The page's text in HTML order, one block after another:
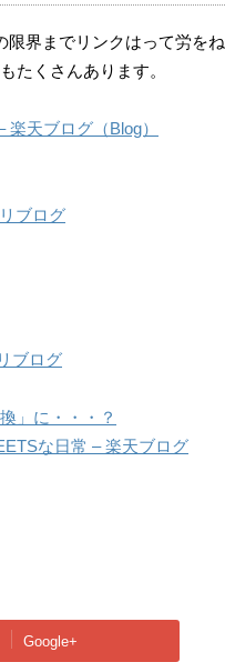
限界までリンクはって労をね
たくさんあります。
天ブログ（Blog）
ブログ
ブログ
」に・・・？
な日常 – 楽天ブログ
Google+